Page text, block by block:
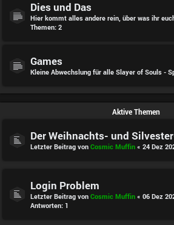
Dies und Das
Hier kommt alles andere rein, über was ihr
Themen: 2
Games
Kleine Abwechslung für alle Slayer of Souls -
Aktive Themen
Der Weihnachts- und
Letzter Beitrag von Cosmic Muffin « 24 Dez
Login Problem
Letzter Beitrag von Cosmic Muffin « 06 Dez
Antworten: 1